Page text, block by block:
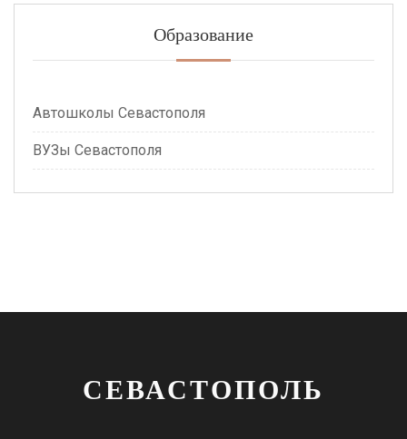
Образование
Автошколы Севастополя
ВУЗы Севастополя
СЕВАСТОПОЛЬ